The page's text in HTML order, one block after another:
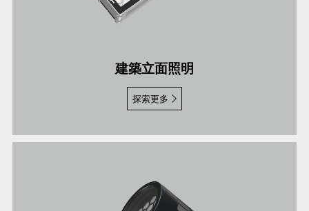
建築立面照明
探索更多